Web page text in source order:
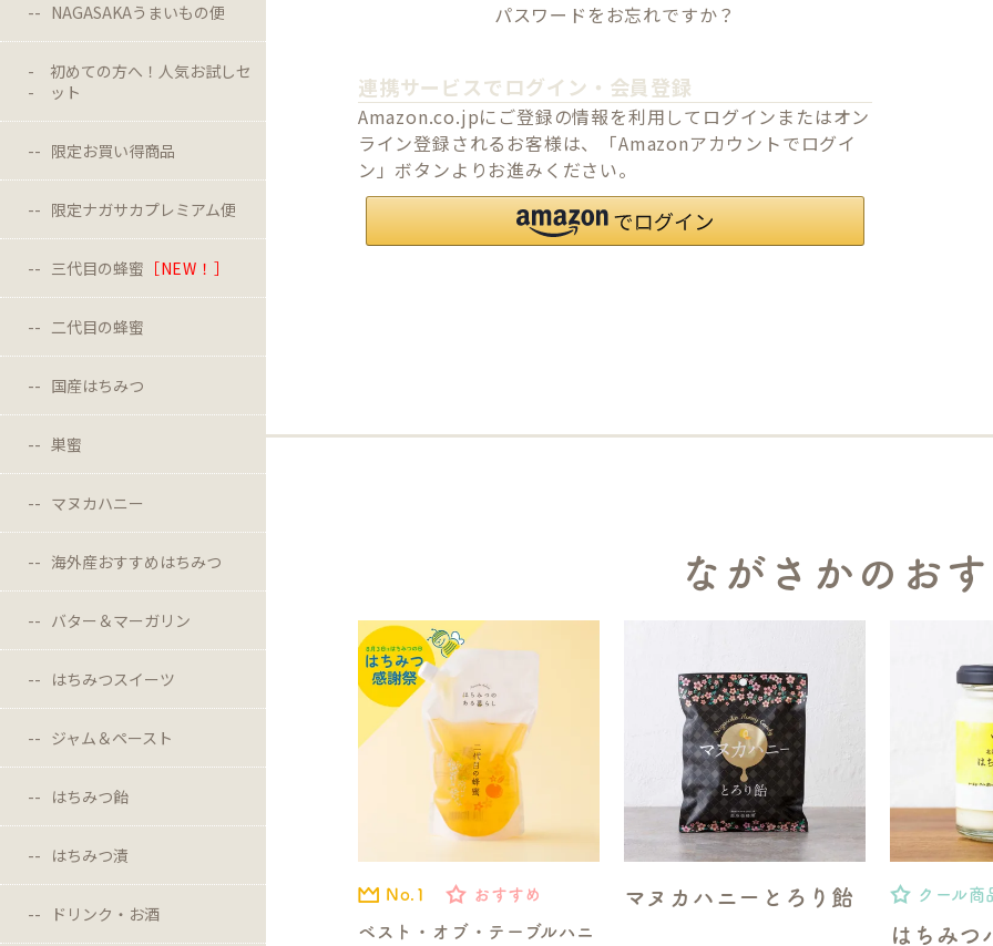
NAGASAKAうまいもの便
初めての方へ！人気お試しセ
ット
限定お買い得商品
限定ナガサカプレミアム便
三代目の蜂蜜 ［NEW！］
二代目の蜂蜜
国産はちみつ
巣蜜
マヌカハニー
海外産おすすめはちみつ
バター＆マーガリン
はちみつスイーツ
ジャム＆ペースト
はちみつ飴
はちみつ漬
ドリンク・お酒
パスワードをお忘れですか？
連携サービスでログイン・会員登録
Amazon.co.jpにご登録の情報を利用してログインまたはオン
ライン登録されるお客様は、「Amazonアカウントでログイ
ン」ボタンよりお進みください。
ながさかのお
No.1 おすすめ
ベスト・オブ・テーブルハニ
マヌカハニーとろり飴 クール商
はちみつ